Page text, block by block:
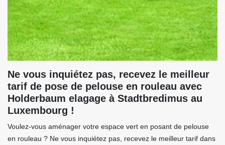
Ne vous inquiétez pas, recevez le meilleur
tarif de pose de pelouse en rouleau avec
Holderbaum elagage à Stadtbredimus au
Luxembourg !
Voulez-vous aménager votre espace vert en posant de pelouse
en rouleau ? Ne vous inquiétez pas, recevez le meilleur tarif dans